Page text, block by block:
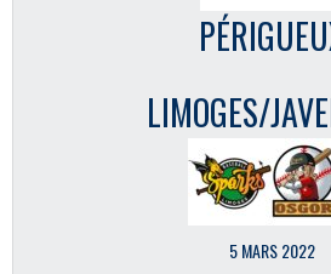
LIMOGES/
5 MARS 2022